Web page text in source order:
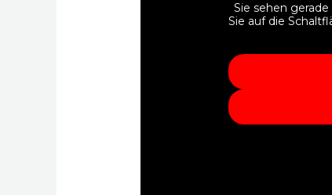
Sie sehen
Sie auf die